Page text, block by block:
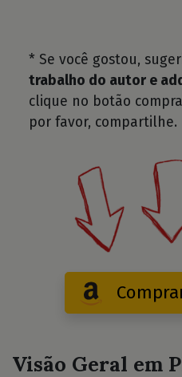
* Se você gostou,
trabalho do autor e
clique no botão
por favor, compartilhe.
Visão Geral em